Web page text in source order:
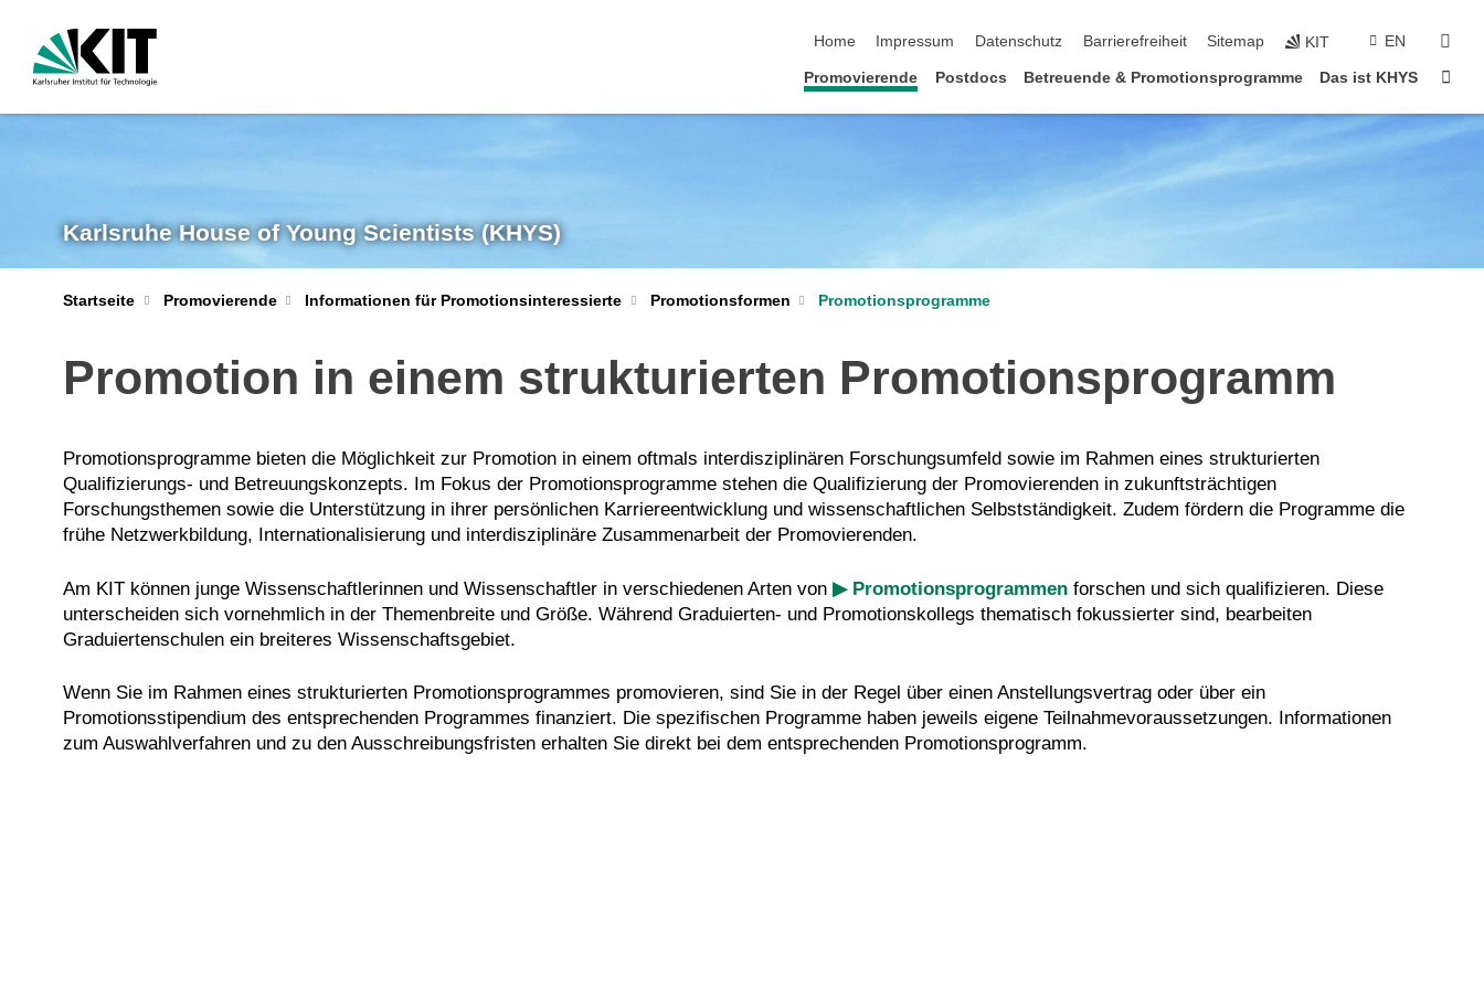
Home
Impressum Datenschutz Barrierefreiheit Sitemap KIT EN
Promovierende Postdocs Betreuende & Promotionsprogramme Das ist KHYS
Karlsruhe House of Young Scientists (KHYS)
Startseite Promovierende Informationen für Promotionsinteressierte Promotionsformen Promotionsprogramme
Promotion in einem strukturierten Promotionsprogramm
Promotionsprogramme bieten die Möglichkeit zur Promotion in einem oftmals interdisziplinären Forschungsumfeld sowie im Rahmen eines strukturierten
Qualifizierungs- und Betreuungskonzepts. Im Fokus der Promotionsprogramme stehen die Qualifizierung der Promovierenden in zukunftsträchtigen
Forschungsthemen sowie die Unterstützung in ihrer persönlichen Karriereentwicklung und wissenschaftlichen Selbstständigkeit. Zudem fördern die Programme die
frühe Netzwerkbildung, Internationalisierung und interdisziplinäre Zusammenarbeit der Promovierenden.
Am KIT können junge Wissenschaftlerinnen und Wissenschaftler in verschiedenen Arten von ▶ Promotionsprogrammen forschen und sich qualifizieren. Diese
unterscheiden sich vornehmlich in der Themenbreite und Größe. Während Graduierten- und Promotionskollegs thematisch fokussierter sind, bearbeiten
Graduiertenschulen ein breiteres Wissenschaftsgebiet.
Wenn Sie im Rahmen eines strukturierten Promotionsprogrammes promovieren, sind Sie in der Regel über einen Anstellungsvertrag oder über ein
Promotionsstipendium des entsprechenden Programmes finanziert. Die spezifischen Programme haben jeweils eigene Teilnahmevoraussetzungen. Informationen
zum Auswahlverfahren und zu den Ausschreibungsfristen erhalten Sie direkt bei dem entsprechenden Promotionsprogramm.